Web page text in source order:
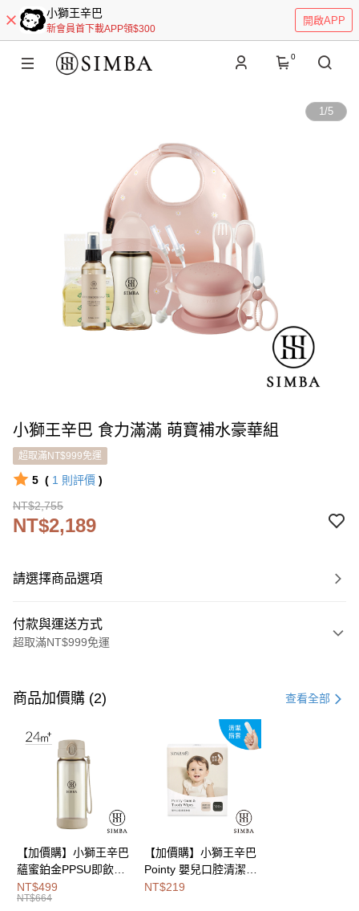
小獅王辛巴
新會員首下載APP領$300
開啟APP
0
1/5
小獅王辛巴 食力滿滿 萌寶補水豪華組
超取滿NT$999免運
5 ( 1 則評價 )
NT$2,755
NT$2,189
請選擇商品選項
付款與運送方式
超取滿NT$999免運
信用卡一次付款
Apple Pay
Google Pay
全盈+PAY
大哥付你分期
商品加價購 (2) 查看全部
【加價購】小獅王辛巴
蘊蜜鉑金PPSU即飲水
壺400ml
NT$499
NT$664
【加價購】小獅王辛巴
Pointy 嬰兒口腔清潔指
套 (100入)
NT$219